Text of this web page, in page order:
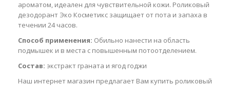
ароматом, идеален для чувствительной кожи. Роликовый
дезодорант Эко Косметикс защищает от пота и запаха в
течении 24 часов.
Способ применения: Обильно нанести на область
подмышек и в места с повышенным потоотделением.
Состав: экстракт граната и ягод годжи
Наш интернет магазин предлагает Вам купить роликовый